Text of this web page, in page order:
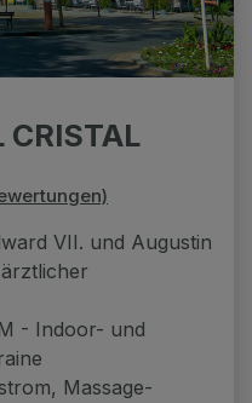
CRISTAL
VII. und Augustin
- Indoor- und
Massage-